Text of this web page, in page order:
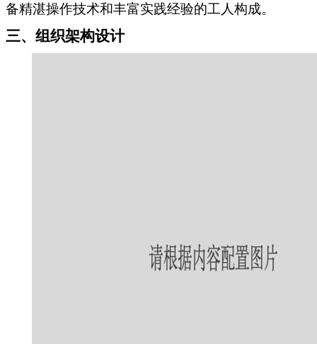
备精湛操作技术和丰富实践经验的工人构成。
三、组织架构设计